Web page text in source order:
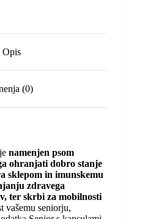
Opis
(0)
namenjen psom
ohranjati dobro stanje
sklepom in imunskemu
zdravega
ter skrbi za mobilnosti
vašemu seniorju,